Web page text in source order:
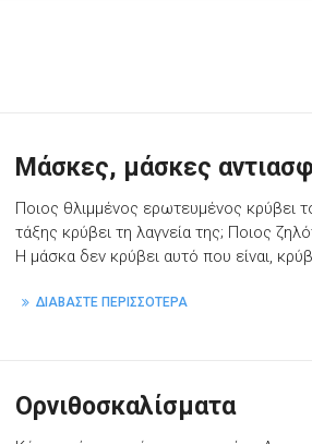
Μάσκες, μάσκες
Ποιος θλιμμένος ερωτευμένος κρύβει
τάξης κρύβει τη λαγνεία της; Ποιος
Η μάσκα δεν κρύβει αυτό που είναι,
ΔΙΑΒΑΣΤΕ ΠΕΡΙΣΣΟΤΕΡΑ
Ορνιθοσκαλίσματα